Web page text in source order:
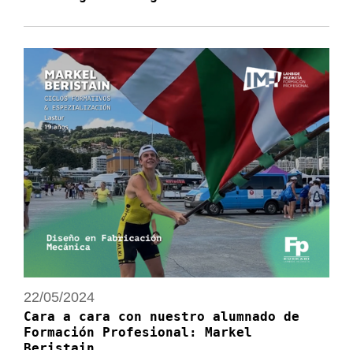
22/05/2024
Cara a cara con nuestro alumnado de
Formación Profesional: Markel